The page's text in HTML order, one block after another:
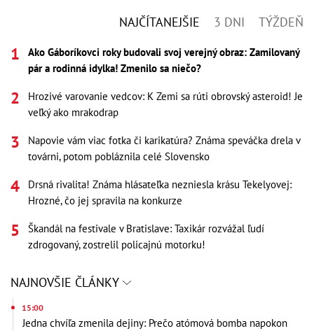
NAJČÍTANEJŠIE 3 DNI TÝŽDEŇ
Ako Gáboríkovci roky budovali svoj verejný obraz: Zamilovaný
pár a rodinná idylka! Zmenilo sa niečo?
Hrozivé varovanie vedcov: K Zemi sa rúti obrovský asteroid! Je
veľký ako mrakodrap
Napovie vám viac fotka či karikatúra? Známa speváčka drela v
továrni, potom pobláznila celé Slovensko
Drsná rivalita! Známa hlásateľka nezniesla krásu Tekelyovej:
Hrozné, čo jej spravila na konkurze
Škandál na festivale v Bratislave: Taxikár rozvážal ľudí
zdrogovaný, zostrelil policajnú motorku!
NAJNOVŠIE ČLÁNKY
15:00
Jedna chvíľa zmenila dejiny: Prečo atómová bomba napokon